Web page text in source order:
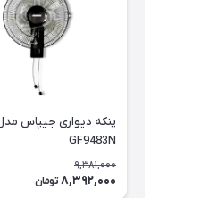
پنکه دیواری جیپاس
GF9483N
9,381,000
8,392,000 تومان